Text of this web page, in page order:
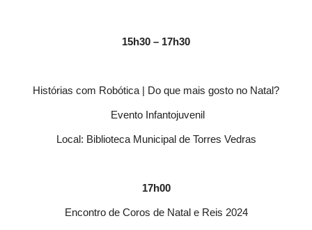
15h30 – 17h30
Histórias com Robótica | Do que mais gosto no Natal?
Evento Infantojuvenil
Local: Biblioteca Municipal de Torres Vedras
17h00
Encontro de Coros de Natal e Reis 2024